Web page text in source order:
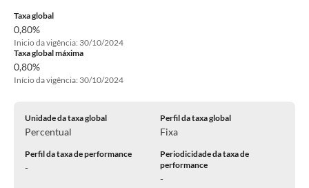
Taxa global
0,80%
Inicio da vigência: 30/10/2024
Taxa global máxima
0,80%
Início da vigência: 30/10/2024
Unidade da taxa global
Percentual
Perfil da taxa global
Fixa
Perfil da taxa de performance
-
Periodicidade da taxa de
performance
-